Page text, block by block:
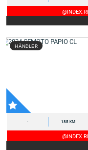
HÄNDLER
- 185 KM